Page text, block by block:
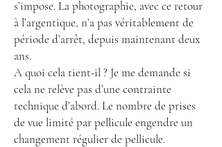
s’impose. La photographie, avec ce retour
à l’argentique, n’a pas véritablement de
période d’arrêt, depuis maintenant deux
ans.
A quoi cela tient-il ? Je me demande si
cela ne relève pas d’une contrainte
technique d’abord. Le nombre de prises
de vue limité par pellicule engendre un
changement régulier de pellicule.